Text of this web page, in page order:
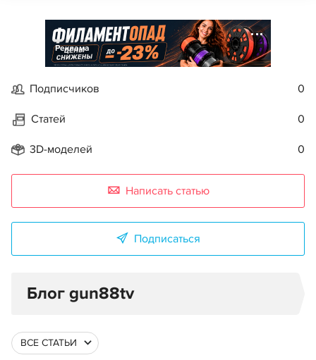
Реклама
Подписчиков 0
Статей 0
3D-моделей 0
Написать статью
Подписаться
Блог gun88tv
ВСЕ СТАТЬИ